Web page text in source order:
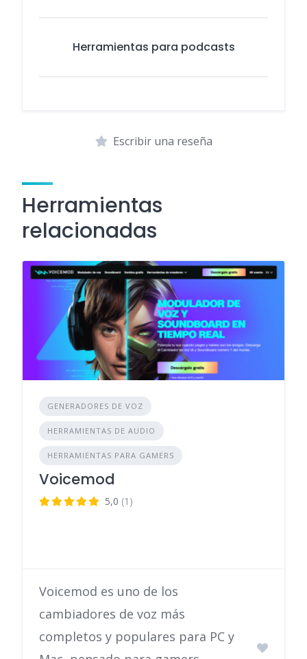
Herramientas para podcasts
Escribir una reseña
Herramientas
relacionadas
GENERADORES DE VOZ
HERRAMIENTAS DE AUDIO
HERRAMIENTAS PARA GAMERS
Voicemod
5,0 (1)
Voicemod es uno de los
cambiadores de voz más
completos y populares para PC y